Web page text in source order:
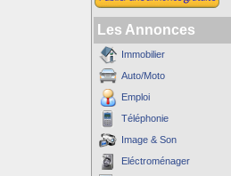
Les Annonces
Immobilier
Auto/Moto
Emploi
Téléphonie
Image & Son
Eléctroménager